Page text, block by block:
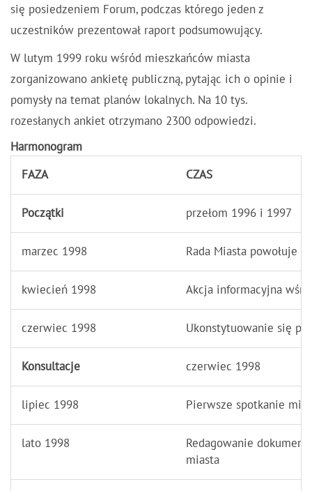
się posiedzeniem Forum, podczas którego jeden z
uczestników prezentował raport podsumowujący.
W lutym 1999 roku wśród mieszkańców miasta
zorganizowano ankietę publiczną, pytając ich o opinie i
pomysły na temat planów lokalnych. Na 10 tys.
rozesłanych ankiet otrzymano 2300 odpowiedzi.
Harmonogram
FAZA
CZAS
Początki przełom 1996 i 1997
marzec 1998 Rada Miasta powołuje
kwiecień 1998 Akcja informacyjna
czerwiec 1998 Ukonstytuowanie się
Konsultacje czerwiec 1998
lipiec 1998 Pierwsze spotkanie
lato 1998
Redagowanie
miasta